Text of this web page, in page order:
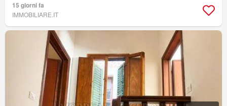
15 giorni fa
IMMOBILIARE.IT